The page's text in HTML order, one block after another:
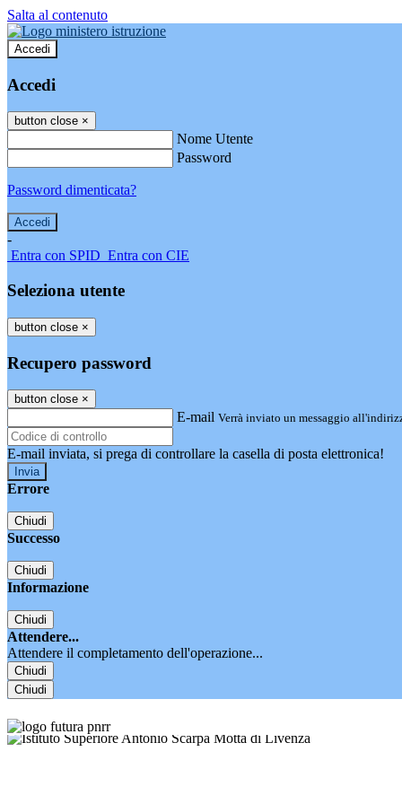
Salta al contenuto
Accedi
Accedi
button close ×
Nome Utente
Password
Password dimenticata?
-
Entra con SPID Entra con CIE
Seleziona utente
button close ×
Recupero password
button close ×
E-mail Verrà inviato un messaggio
E-mail inviata, si prega di controllare la casella di posta elettronica!
Errore
Chiudi
Successo
Chiudi
Informazione
Chiudi
Attendere...
Attendere il completamento dell'operazione...
Chiudi
Chiudi